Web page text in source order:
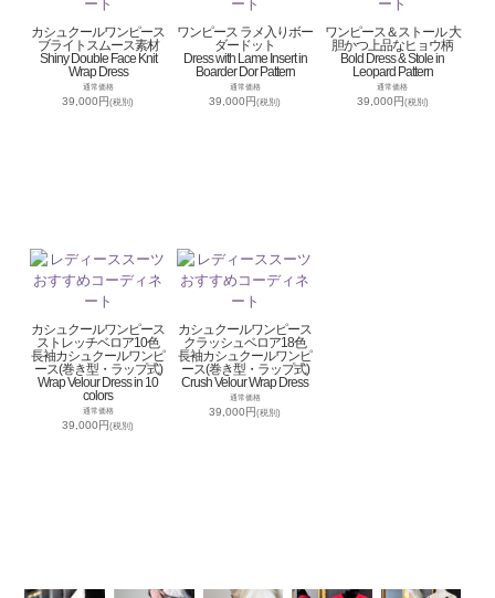
カシュクールワンピース
ブライトスムース素材
Shiny Double Face Knit
Wrap Dress
通常価格
39,000円(税別)
ワンピース ラメ入りボー
ダードット
Dress with Lame Insert in
Boarder Dor Pattern
通常価格
39,000円(税別)
ワンピース＆ストール 大
胆かつ上品なヒョウ柄
Bold Dress & Stole in
Leopard Pattern
通常価格
39,000円(税別)
カシュクールワンピース
ストレッチベロア10色
長袖カシュクールワンピ
ース(巻き型・ラップ式)
Wrap Velour Dress in 10
colors
通常価格
39,000円(税別)
カシュクールワンピース
クラッシュベロア18色
長袖カシュクールワンピ
ース(巻き型・ラップ式)
Crush Velour Wrap Dress
通常価格
39,000円(税別)